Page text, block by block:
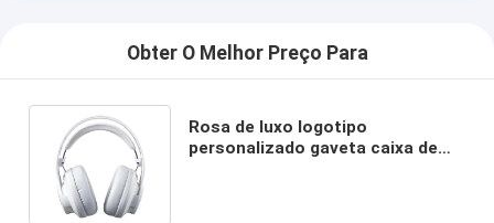
Obter O Melhor Preço Para
Rosa de luxo logotipo
personalizado gaveta caixa de